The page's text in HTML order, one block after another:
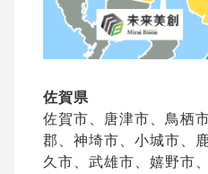
佐賀県
佐賀市、唐津市、鳥栖
郡、神埼市、小城市、
久市、武雄市、嬉野市